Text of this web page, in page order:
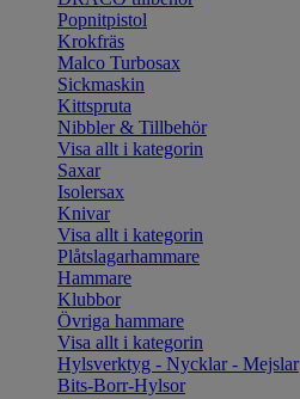
Popnitpistol
Krokfräs
Malco Turbosax
Sickmaskin
Kittspruta
Nibbler & Tillbehör
Visa allt i kategorin
Saxar
Isolersax
Knivar
Visa allt i kategorin
Plåtslagarhammare
Hammare
Klubbor
Övriga hammare
Visa allt i kategorin
Hylsverktyg - Nycklar - Mejslar
Bits-Borr-Hylsor